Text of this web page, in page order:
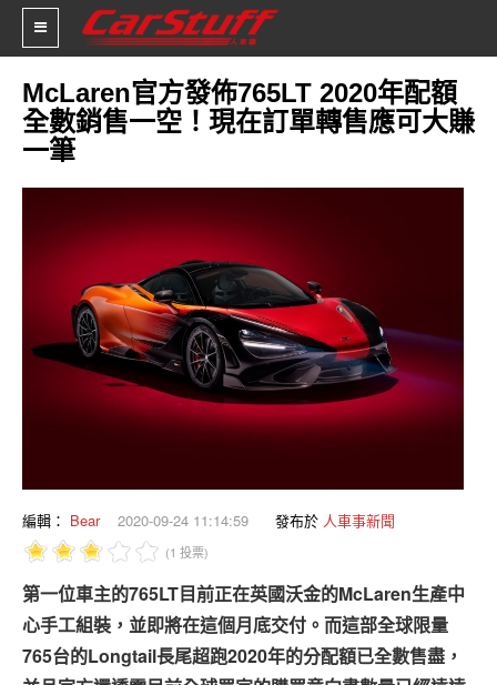
新車價格
車市新聞
賽車新聞
汽車改裝
輪胎特區
促銷訊息
專題報導
車型比拼
兩輪世界
McLaren官方發佈765LT 2020年配額
全數銷售一空！現在訂單轉售應可大賺
一筆
編輯： Bear 2020-09-24 11:14:59 發布於 人車事新聞
(1 投票)
第一位車主的765LT目前正在英國沃金的McLaren生產中
心手工組裝，並即將在這個月底交付。而這部全球限量
765台的Longtail長尾超跑2020年的分配額已全數售盡，